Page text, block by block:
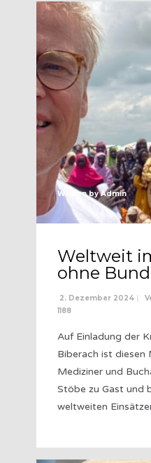
Written byAdmin
Weltweit
ohne
2. Dezember 2024
1188
Auf Einladung der
Biberach ist
Mediziner und
Stöbe zu Gast und
weltweiten